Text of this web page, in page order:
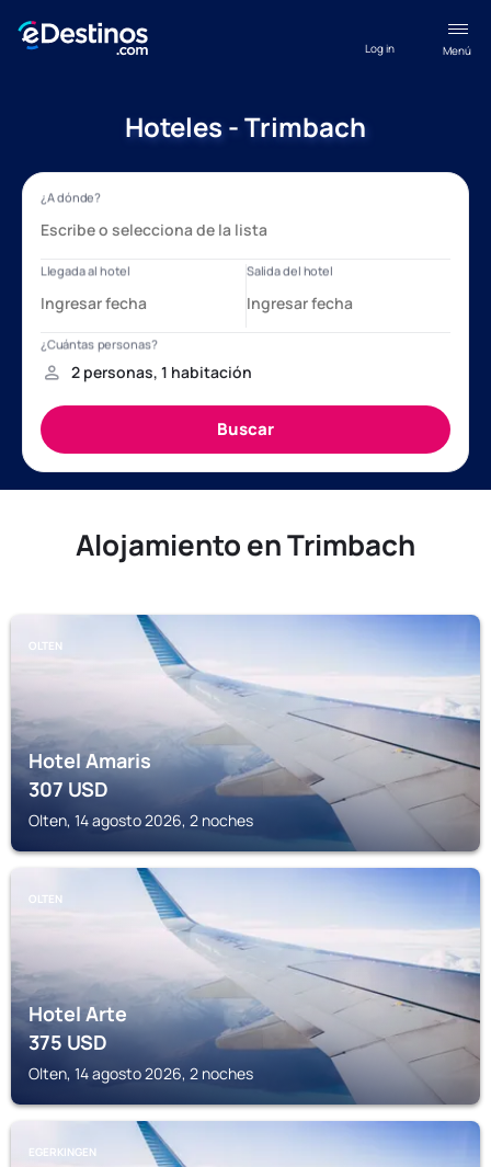
Menú
Log in
Hoteles - Trimbach
Alojamiento en Trimbach
OLTEN
Hotel Amaris
307USD
Olten, 14 agosto 2026, 2 noches
OLTEN
Hotel Arte
375USD
Olten, 14 agosto 2026, 2 noches
EGERKINGEN